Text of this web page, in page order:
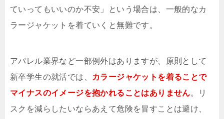
ていってもいいのか不安」という場合は、一般的なカ
ラージャケットを着ていくと無難です。
アパレル業界など一部例外はありますが、原則として
新卒学生の就活では、
カラージャケットを着ることで
マイナスのイメージを抱かれることはありません。リ
スクを減らしたいならあえて危険を冒すことは避け、